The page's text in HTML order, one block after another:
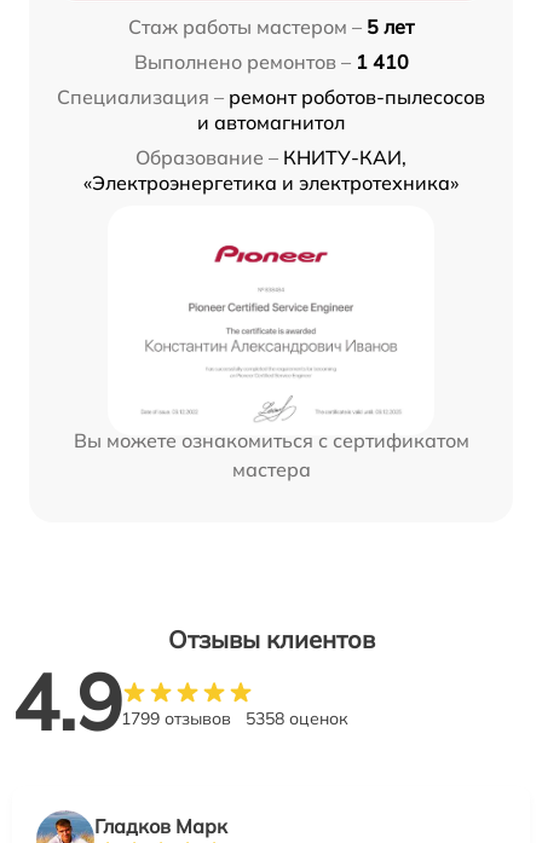
Стаж работы мастером – 5 лет
Выполнено ремонтов – 1 410
Специализация – ремонт роботов-пылесосов
и автомагнитол
Образование – КНИТУ-КАИ,
«Электроэнергетика и электротехника»
Вы можете ознакомиться с сертификатом
мастера
Отзывы клиентов
4.91799 отзывов 5358 оценок
Гладков Марк